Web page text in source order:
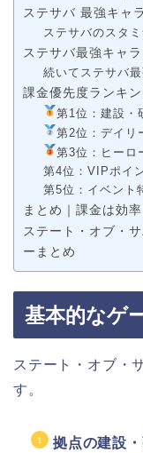
ステサバ 最強キャラ
ステサバのスタ
ステサバ最強キャ
続いてステサバ
課金優先度ランキ
第1位：建設・
第2位：デイリ
第3位：ヒーロ
第4位：VIPポイ
第5位：イベント
まとめ｜課金は効率
ステート・オブ・
ーまとめ
基本的なゲ
ステート・オブ・
す。
拠点の建設